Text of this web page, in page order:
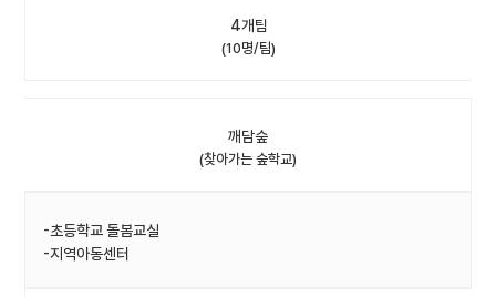
4개팀
(10명/팀)
깨담숲
(찾아가는 숲학교)
-초등학교 돌봄교실
-지역아동센터